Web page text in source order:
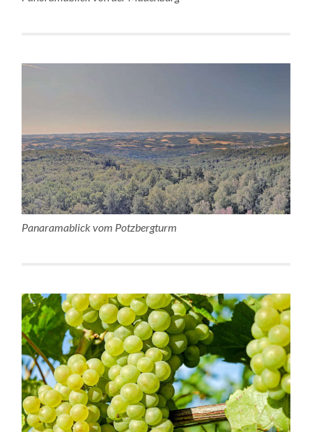
Panaramablick vom Potzbergturm